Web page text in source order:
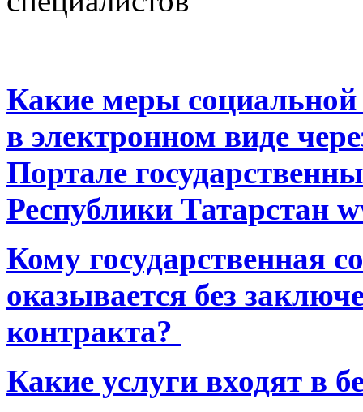
Какие меры
в электронном виде
Портале
Республики Татарстан
Кому государственная
оказывается без
контракта?
Какие услуги входят в